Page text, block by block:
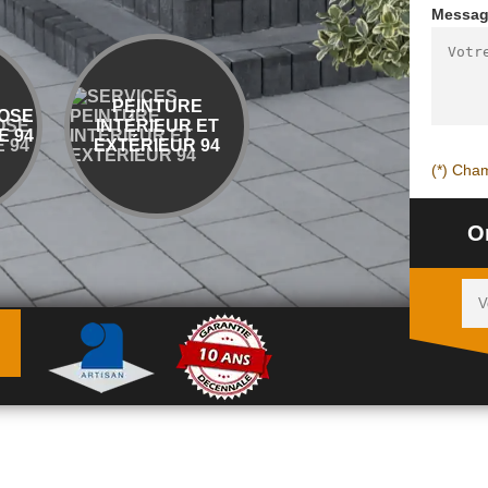
94
PEINTURE
INTÉRIEUR ET
EXTÉRIEUR 94
ENTREPRISE
DÉMOLITION ET
ÉVACUATION 94
(*)